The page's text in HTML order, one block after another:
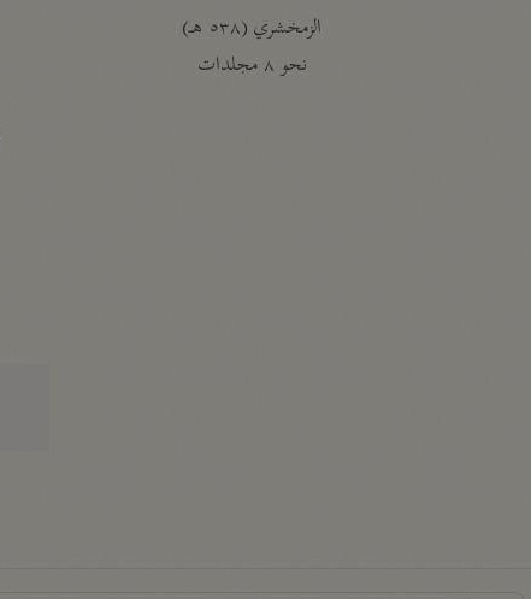
الزمخشري (٥٣٨ هـ)
نحو ٨ مجلدات